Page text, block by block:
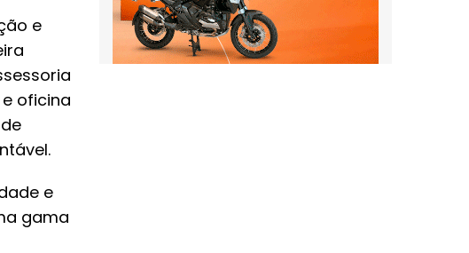
e
oficina
e
gama